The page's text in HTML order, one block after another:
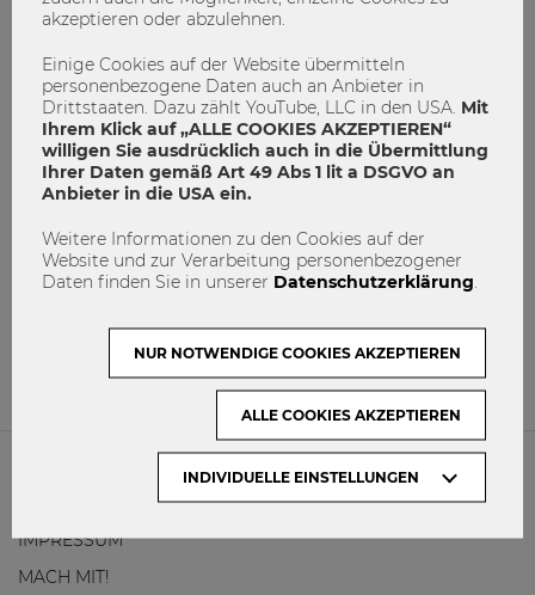
Digital Economy
masterprogramm
IMPRESSUM
MACH MIT!
akzeptieren oder abzulehnen.
Einige Cookies auf der Website übermitteln
personenbezogene Daten auch an Anbieter in
Drittstaaten. Dazu zählt YouTube, LLC in den USA. Mit
Ihrem Klick auf „ALLE COOKIES AKZEPTIEREN“
willigen Sie ausdrücklich auch in die Übermittlung
Ihrer Daten gemäß Art 49 Abs 1 lit a DSGVO an
Anbieter in die USA ein.
Weitere Informationen zu den Cookies auf der
Website und zur Verarbeitung personenbezogener
Daten finden Sie in unserer Datenschutzerklärung
INDIVIDUELLE EINSTELLUNGEN
NUR NOTWENDIGE COOKIES AKZEPTIEREN
ALLE COOKIES AKZEPTIEREN